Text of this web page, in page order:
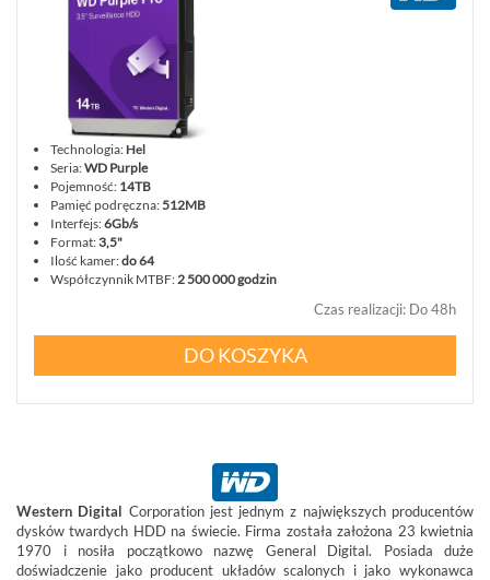
Technologia:Hel
Seria:WD Purple
Pojemność: 14TB
Pamięć podręczna:512MB
Interfejs:6Gb/s
Format:3,5"
Ilość kamer:do 64
Współczynnik MTBF:2 500 000 godzin
Czas realizacji: Do 48h
DO KOSZYKA
Western Digital Corporation jest jednym z największych producentów
dysków twardych HDD na świecie. Firma została założona 23 kwietnia
1970 i nosiła początkowo nazwę General Digital. Posiada duże
doświadczenie jako producent układów scalonych i jako wykonawca